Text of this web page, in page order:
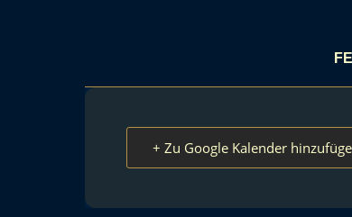
+ Zu Google Kalender